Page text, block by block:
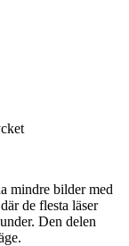
mindre bilder med
de flesta läser
Den delen